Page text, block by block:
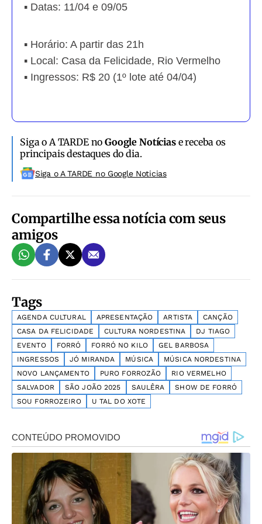
▪️ Datas: 11/04 e 09/05
▪️ Horário: A partir das 21h
▪️ Local: Casa da Felicidade, Rio Vermelho
▪️ Ingressos: R$ 20 (1º lote até 04/04)
Siga o A TARDE noGoogle Notíciase receba os
principais destaques do dia.
Siga o A TARDE no Google Noticias
Compartilhe essa notícia com seus
amigos
Tags
AGENDA CULTURAL APRESENTAÇÃO ARTISTA
CANÇÃO
CASA DA FELICIDADE
CULTURA NORDESTINA
DJ TIAGO
EVENTO
FORRÓ FORRÓ NO KILO
GEL BARBOSA
INGRESSOS
JÓ MIRANDA MÚSICA
MÚSICA NORDESTINA
NOVO LANÇAMENTO
PURO FORROZÃO
RIO VERMELHO
SALVADOR
SÃO JOÃO 2025 SAULÊRA
SHOW DE FORRÓ
SOU FORROZEIRO
U TAL DO XOTE